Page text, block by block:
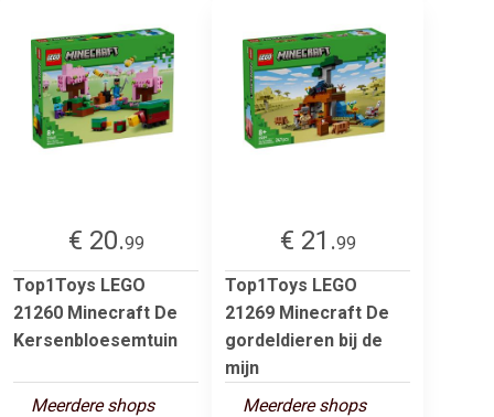
€ 20.99
Top1Toys LEGO
21260 Minecraft De
Kersenbloesemtuin
Meerdere shops
€ 21.99
Top1Toys LEGO
21269 Minecraft De
gordeldieren bij de
mijn
Meerdere shops